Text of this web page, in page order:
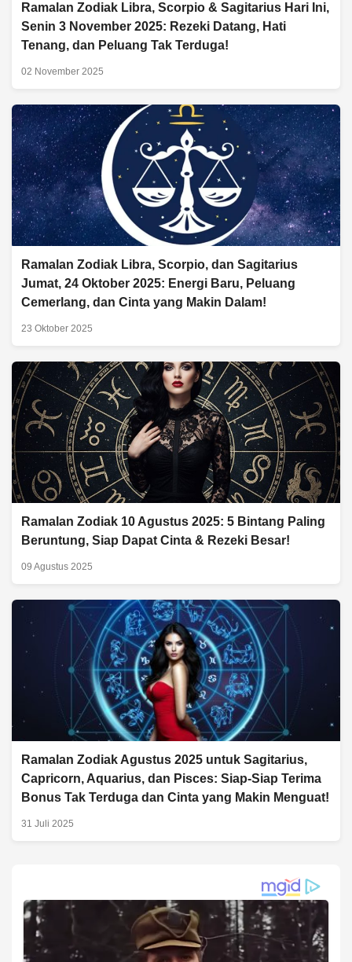
Ramalan Zodiak Libra, Scorpio & Sagitarius Hari Ini,
Senin 3 November 2025: Rezeki Datang, Hati
Tenang, dan Peluang Tak Terduga!
02 November 2025
Ramalan Zodiak Libra, Scorpio, dan Sagitarius
Jumat, 24 Oktober 2025: Energi Baru, Peluang
Cemerlang, dan Cinta yang Makin Dalam!
23 Oktober 2025
Ramalan Zodiak 10 Agustus 2025: 5 Bintang Paling
Beruntung, Siap Dapat Cinta & Rezeki Besar!
09 Agustus 2025
Ramalan Zodiak Agustus 2025 untuk Sagitarius,
Capricorn, Aquarius, dan Pisces: Siap-Siap Terima
Bonus Tak Terduga dan Cinta yang Makin Menguat!
31 Juli 2025